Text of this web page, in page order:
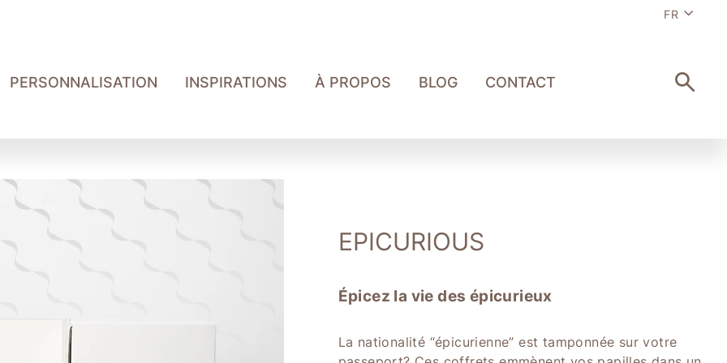
Langue
FR
PERSONNALISATION INSPIRATIONS À PROPOS BLOG CONTACT
EPICURIOUS
Épicez la vie des épicurieux
La nationalité “épicurienne” est tamponnée sur votre